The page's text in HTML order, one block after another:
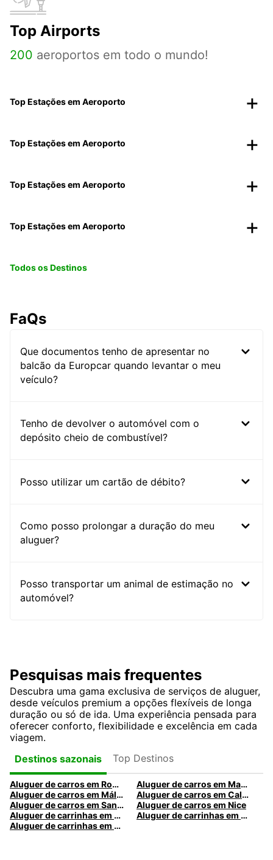
Top Airports
200 aeroportos em todo o mundo!
Top Estações em Aeroporto
Top Estações em Aeroporto
Top Estações em Aeroporto
Top Estações em Aeroporto
Todos os Destinos
FaQs
Que documentos tenho de apresentar no
balcão da Europcar quando levantar o meu
veículo?
Tenho de devolver o automóvel com o
depósito cheio de combustível?
Posso utilizar um cartão de débito?
Como posso prolongar a duração do meu
aluguer?
Posso transportar um animal de estimação no
automóvel?
Pesquisas mais frequentes
Descubra uma gama exclusiva de serviços de aluguer,
desde veículos premium a opções flexíveis de longa
duração ou só de ida. Uma experiência pensada para
oferecer conforto, flexibilidade e excelência em cada
viagem.
Destinos sazonais
Top Destinos
Aluguer de carros em Roma
Aluguer de carros em Madrid
Aluguer de carros em Málaga
Aluguer de carros em Caldas da Rainha
Aluguer de carros em Santa Maria da Feira
Aluguer de carros em Nice
Aluguer de carrinhas em Nice
Aluguer de carrinhas em Santa Maria da Feira
Aluguer de carrinhas em Caldas da Rainha